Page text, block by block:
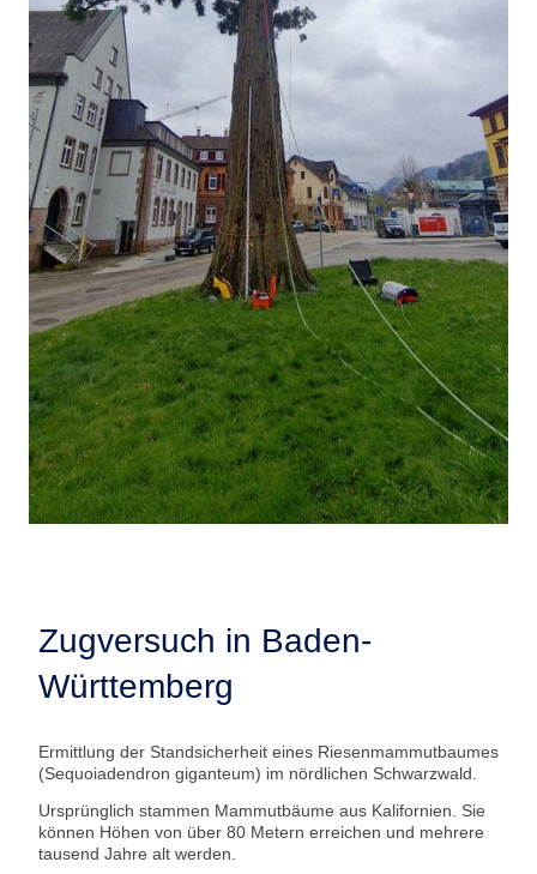
Zugversuch in Baden-
Württemberg
Ermittlung der Standsicherheit eines Riesenmammutbaumes
(Sequoiadendron giganteum) im nördlichen Schwarzwald.
Ursprünglich stammen Mammutbäume aus Kalifornien. Sie
können Höhen von über 80 Metern erreichen und mehrere
tausend Jahre alt werden.